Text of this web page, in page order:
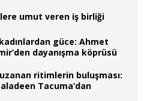
umut veren iş birliği
güce: Ahmet
dayanışma köprüsü
ritimlerin buluşması:
Tacuma’dan